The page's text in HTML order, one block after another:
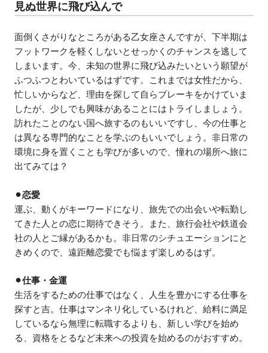
見ぬ世界に飛び込んで
面倒くさがりなところがある乙女座さんですが、下半期は
フットワークを軽くしないとせっかくのチャンスを逃して
しまいます。今、未知の世界に飛び込みたいという願望が
ふつふつとわいているはずです。これまでは女性だから、
忙しいからなど、理由を探して自らブレーキをかけていま
したが、少しでも興味があることにはトライしましょう。
訪れたことのない国へ旅するのもいいですし、今の仕事と
は異なる専門的なことを学ぶのもいいでしょう。非日常の
環境に身を置くことも学びが多いので、憧れの場所へ旅に
出てみては？
⚫︎恋愛
運ぶ、動くがキーワードになり、旅先での出会いや転勤し
てきた人との恋に期待できそう。また、旅行会社や鉄道会
社の人とご縁があるかも。非日常のシチュエーションにと
きめくので、遠距離恋愛でも悩まず楽しめるはず。
⚫︎仕事・金運
生活をするための仕事ではなく、人生を豊かにする仕事を
探すと吉。仕事はマンネリ化しているけれど、給料に満足
しているなら無理に転職するよりも、新しい学びを始め
る、資格をとるなど未来への投資を始めるのがおすすめ。